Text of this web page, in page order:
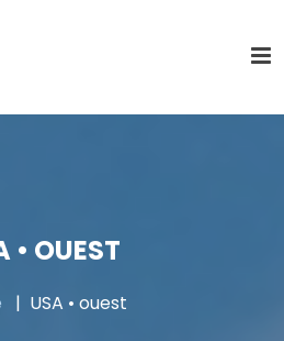
• OUEST
USA • ouest